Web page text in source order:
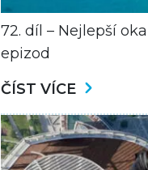
72. díl – Nejlepší
epizod
ČÍST VÍCE